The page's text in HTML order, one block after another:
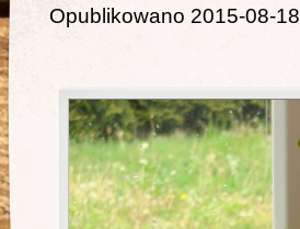
Opublikowano 2015-08-18